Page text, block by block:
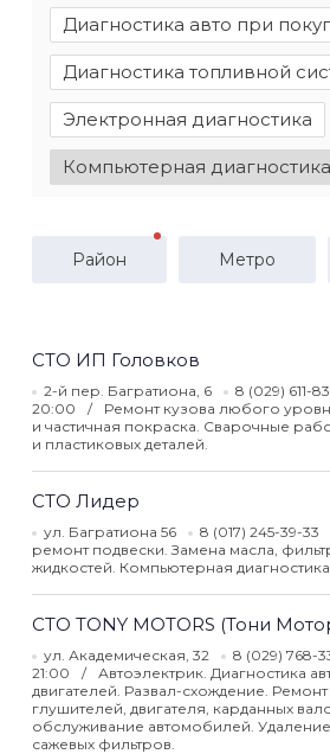
Диагностика авто при
Диагностика топливной
Электронная диагностика
Компьютерная диагностика
Район Метро
СТО ИП Головков
2-й пер. Багратиона, 6 8 (029) 611-
20:00
Ремонт кузова любого
и частичная покраска. Сварочные
и пластиковых деталей.
СТО Лидер
ул. Багратиона 56 8 (017) 245-39-33
ремонт подвески. Замена масла,
жидкостей. Компьютерная
СТО TONY MOTORS (Тони
ул. Академическая, 32 8 (029) 768-
21:00
Автоэлектрик. Диагностика
двигателей. Развал-схождение.
глушителей, двигателя, карданных
обслуживание автомобилей.
сажевых фильтров.